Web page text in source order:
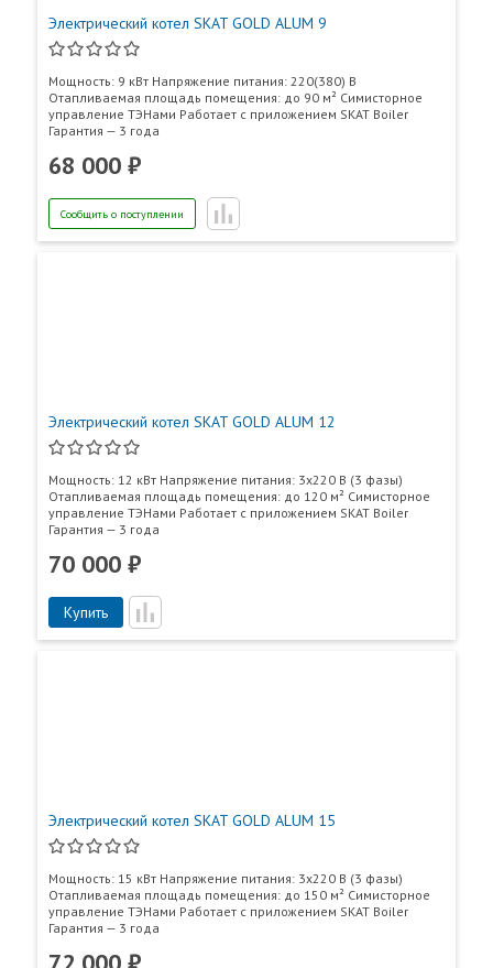
Электрический котел SKAT GOLD ALUM 9
Мощность: 9 кВт Напряжение питания: 220(380) В
Отапливаемая площадь помещения: до 90 м² Симисторное
управление ТЭНами Работает с приложением SKAT Boiler
Гарантия — 3 года
68 000 ₽
Сообщить о поступлении
Электрический котел SKAT GOLD ALUM 12
Мощность: 12 кВт Напряжение питания: 3x220 В (3 фазы)
Отапливаемая площадь помещения: до 120 м² Симисторное
управление ТЭНами Работает с приложением SKAT Boiler
Гарантия — 3 года
70 000 ₽
Купить
Электрический котел SKAT GOLD ALUM 15
Мощность: 15 кВт Напряжение питания: 3x220 В (3 фазы)
Отапливаемая площадь помещения: до 150 м² Симисторное
управление ТЭНами Работает с приложением SKAT Boiler
Гарантия — 3 года